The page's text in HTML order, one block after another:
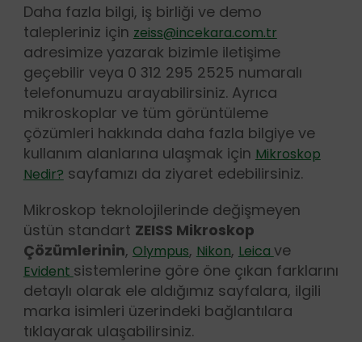
Daha fazla bilgi, iş birliği ve demo
talepleriniz için zeiss@incekara.com.tr
adresimize yazarak bizimle iletişime
geçebilir veya 0 312 295 2525 numaralı
telefonumuzu arayabilirsiniz. Ayrıca
mikroskoplar ve tüm görüntüleme
çözümleri hakkında daha fazla bilgiye ve
kullanım alanlarına ulaşmak için Mikroskop
Nedir? sayfamızı da ziyaret edebilirsiniz.
Mikroskop teknolojilerinde değişmeyen
üstün standart ZEISS Mikroskop
Çözümlerinin, Olympus, Nikon, Leica ve
Evident sistemlerine göre öne çıkan farklarını
detaylı olarak ele aldığımız sayfalara, ilgili
marka isimleri üzerindeki bağlantılara
tıklayarak ulaşabilirsiniz.